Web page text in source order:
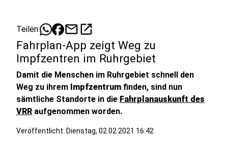
Teilen: mailopen_in_new
Fahrplan-App zeigt Weg zu
Impfzentren im Ruhrgebiet
Damit die Menschen im Ruhrgebiet schnell den
Weg zu ihrem Impfzentrum finden, sind nun
sämtliche Standorte in die Fahrplanauskunft des
VRR aufgenommen worden.
Veröffentlicht: Dienstag, 02.02.2021 16:42